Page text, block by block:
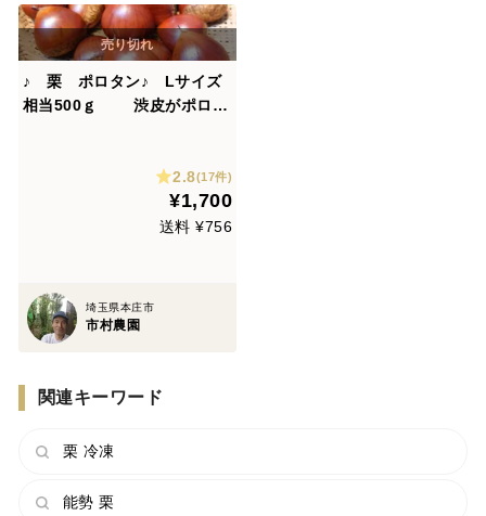
♪ 栗 ポロタン♪ Lサイズ
相当500ｇ 渋皮がポロっ
2.8(17件)
¥1,700
送料 ¥756
埼玉県本庄市
市村農園
関連キーワード
栗 冷凍
能勢 栗